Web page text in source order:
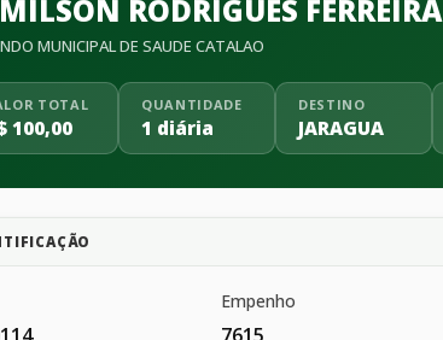
RODRIGUES FERREIRA
MUNICIPAL DE SAUDE CATALAO
TOTAL
100,00
QUANTIDADE
1 diária
DESTINO
JARAGUA
Empenho